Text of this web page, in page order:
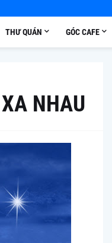
THƯ QUÁN GÓC CAFE
NHAU